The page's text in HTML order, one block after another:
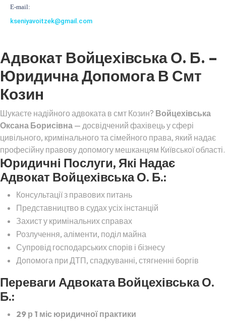
E-mail:
kseniyavoitzek@gmail.com
Адвокат Войцехівська О. Б. –
Юридична Допомога В Смт
Козин
Шукаєте надійного адвоката в смт Козин? Войцехівська
Оксана Борисівна — досвідчений фахівець у сфері
цивільного, кримінального та сімейного права, який надає
професійну правову допомогу мешканцям Київської області.
Юридичні Послуги, Які Надає
Адвокат Войцехівська О. Б.:
Консультації з правових питань
Представництво в судах усіх інстанцій
Захист у кримінальних справах
Розлучення, аліменти, поділ майна
Супровід господарських спорів і бізнесу
Допомога при ДТП, спадкуванні, стягненні боргів
Переваги Адвоката Войцехівська О.
Б.:
29 р 1 міс юридичної практики